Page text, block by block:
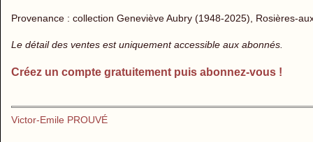
Provenance : collection Geneviève Aubry (1948-2025), Rosières-
Le détail des ventes est uniquement accessible aux abonnés.
Créez un compte gratuitement puis abonnez-vous !
Victor-Emile PROUVÉ